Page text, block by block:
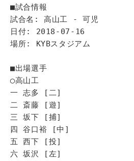
■試合情報
試合名: 高山工 - 可児
日付: 2018-07-16
場所: KYBスタジアム
■出場選手
◯高山工
一 志多 [二]
二 斎藤 [遊]
三 坂下 [捕]
四 谷口裕 [中]
五 西下 [投]
六 坂沢 [左]